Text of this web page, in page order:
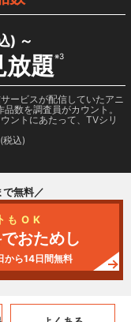
) ～
放題※3
ービスが配信していたアニ
数を調査員がカウント。
ントにあたって、TVシリ
税込)
で無料／
もOK
おためし
から14日間無料